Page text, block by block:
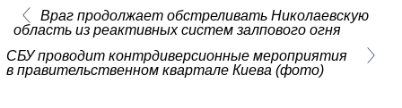
Враг продолжает обстреливать Николаевскую
область из реактивных систем залпового огня
СБУ проводит контрдиверсионные мероприятия
в правительственном квартале Киева (фото)